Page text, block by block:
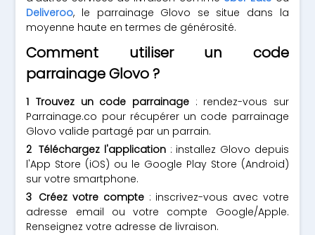
Deliveroo, le parrainage Glovo se situe dans la
moyenne haute en termes de générosité.
Comment utiliser un code
parrainage Glovo ?
Trouvez un code parrainage : rendez-vous sur
Parrainage.co pour récupérer un code parrainage
Glovo valide partagé par un parrain.
Téléchargez l'application : installez Glovo depuis
l'App Store (iOS) ou le Google Play Store (Android)
sur votre smartphone.
Créez votre compte: inscrivez-vous avec votre
adresse email ou votre compte Google/Apple.
Renseignez votre adresse de livraison.